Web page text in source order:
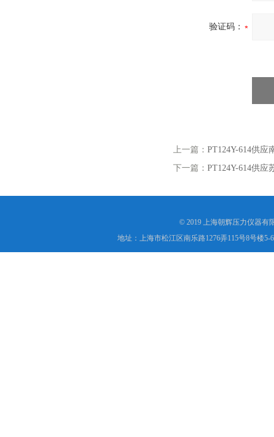
验证码：
上一篇： PT124Y-614供应
下一篇： PT124Y-614供应
© 2019 上海朝辉压力仪器有
地址：上海市松江区南乐路1276弄115号8号楼5-